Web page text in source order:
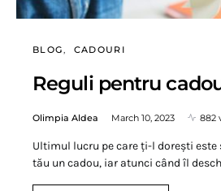
BLOG CADOURI
Reguli pentru
Olimpia Aldea March 10, 2023 882
Ultimul lucru pe care ți-l dorești
tău un cadou, iar atunci când îl